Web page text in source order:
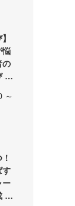
悩
の
～
す
ー